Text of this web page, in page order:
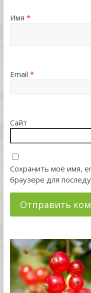
Имя *
Email *
Сайт
Сохранить моё имя,
браузере для